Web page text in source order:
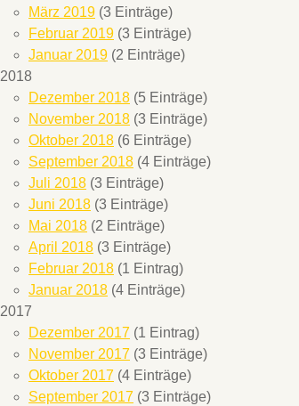
März 2019 (3 Einträge)
Februar 2019 (3 Einträge)
Januar 2019 (2 Einträge)
2018
Dezember 2018 (5 Einträge)
November 2018 (3 Einträge)
Oktober 2018 (6 Einträge)
September 2018 (4 Einträge)
Juli 2018 (3 Einträge)
Juni 2018 (3 Einträge)
Mai 2018 (2 Einträge)
April 2018 (3 Einträge)
Februar 2018 (1 Eintrag)
Januar 2018 (4 Einträge)
2017
Dezember 2017 (1 Eintrag)
November 2017 (3 Einträge)
Oktober 2017 (4 Einträge)
September 2017 (3 Einträge)